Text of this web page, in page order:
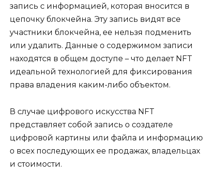
запись с информацией, которая вносится в
цепочку блокчейна. Эту запись видят все
участники блокчейна, ее нельзя подменить
или удалить. Данные о содержимом записи
находятся в общем доступе – что делает NFT
идеальной технологией для фиксирования
права владения каким-либо объектом.
В случае цифрового искусства NFT
представляет собой запись о создателе
цифровой картины или файла и информацию
о всех последующих ее продажах, владельцах
и стоимости.